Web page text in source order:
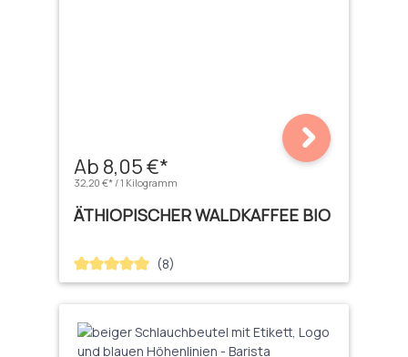
Ab 8,05 €*
32,20 €* / 1 Kilogramm
ÄTHIOPISCHER WALDKAFFEE BIO
Durchschnittliche Bewertung von 4.88 von 5 Sternen
(8)